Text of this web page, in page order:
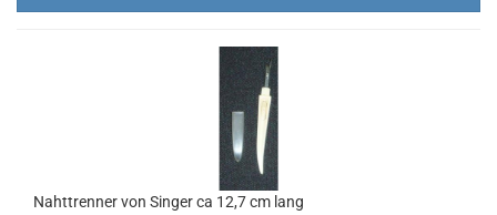
Nahttrenner von Singer ca 12,7 cm lang